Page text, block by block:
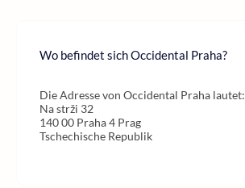
Wo befindet sich Occidental Praha?
Die Adresse von Occidental Praha lautet:
Na strži 32
140 00 Praha 4 Prag
Tschechische Republik